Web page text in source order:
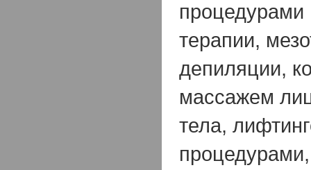
процедурами
терапии,
депиляции,
массажем
тела,